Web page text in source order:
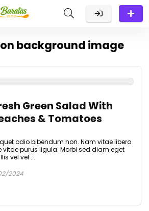
background image
Green Salad With
& Tomatoes
odio bibendum non. Nam vitae libero
vitae purus ligula. Morbi sed diam eget
vel vel ...
2024